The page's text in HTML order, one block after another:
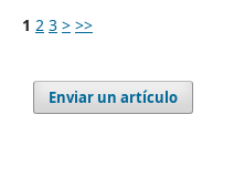
1 2 3 > >>
Enviar un artículo